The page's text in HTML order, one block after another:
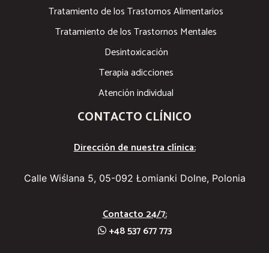
Tratamiento de los Trastornos Alimentarios
Tratamiento de los Trastornos Mentales
Desintoxicación
Terapia adicciones
Atención individual
CONTACTO CLÍNICO
Dirección de nuestra clínica:
Calle Wiślana 5, 05-092 Łomianki Dolne, Polonia
Contacto 24/7:
+48 537 677 773